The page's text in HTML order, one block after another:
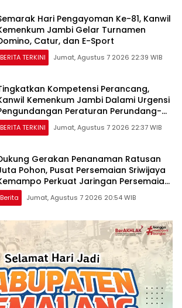
Hari Pengayoman Ke-81, Kanwil
Jambi Gelar Turnamen
Catur, dan E-Sport
BERITA TERKINI Jumat, Agustus 7 2026 22:39 WIB
Kompetensi Perancang,
Kemenkum Jambi Dalami Urgensi
Peraturan Perundang-
BERITA TERKINI Jumat, Agustus 7 2026 22:37 WIB
Gerakan Penanaman Ratusan
Pohon, Pusat Persemaian Sriwijaya
Perkuat Jaringan Persemaian
Berita Jumat, Agustus 7 2026 20:54 WIB